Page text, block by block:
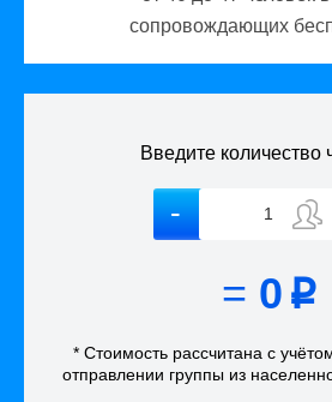
сопровождающих
Введите количество
= 0 p
* Стоимость рассчитана с
отправлении группы из